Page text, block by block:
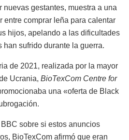
nuevas gestantes, muestra a una
entre comprar leña para calentar
hijos, apelando a las dificultades
han sufrido durante la guerra.
de 2021, realizada por la mayor
Ucrania, BioTexCom Centre for
una «oferta de Black
sobre si estos anuncios
BioTexCom afirmó que eran